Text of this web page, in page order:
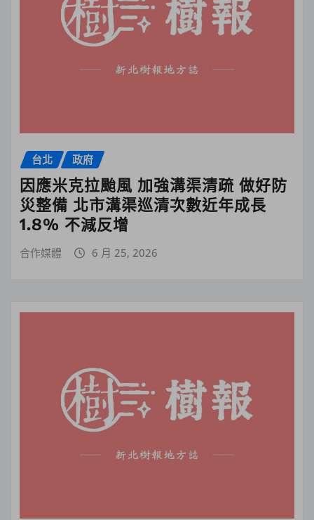
台北 政府
因應米克拉颱風 加強溝渠清疏 做好防
災整備 北市溝渠巡清次數近年成長
1.8% 不減反增
合作媒體 6 月 25, 2026